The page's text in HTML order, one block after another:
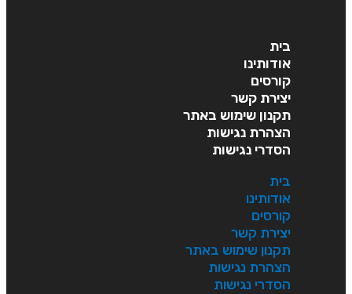
בית
אודותינו
קורסים
יצירת קשר
תקנון שימוש באתר
הצהרת נגישות
הסדרי נגישות
בית
אודותינו
קורסים
יצירת קשר
תקנון שימוש באתר
הצהרת נגישות
הסדרי נגישות